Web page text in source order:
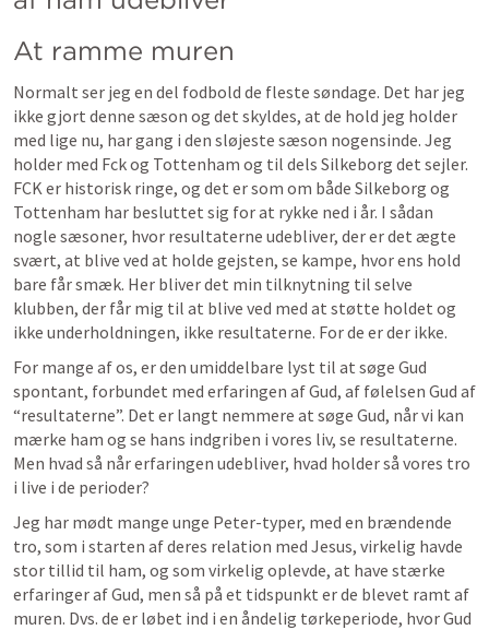
At ramme muren
Normalt ser jeg en del fodbold de fleste søndage. Det har jeg
ikke gjort denne sæson og det skyldes, at de hold jeg holder
med lige nu, har gang i den sløjeste sæson nogensinde. Jeg
holder med Fck og Tottenham og til dels Silkeborg det sejler.
FCK er historisk ringe, og det er som om både Silkeborg og
Tottenham har besluttet sig for at rykke ned i år. I sådan
nogle sæsoner, hvor resultaterne udebliver, der er det ægte
svært, at blive ved at holde gejsten, se kampe, hvor ens hold
bare får smæk. Her bliver det min tilknytning til selve
klubben, der får mig til at blive ved med at støtte holdet og
ikke underholdningen, ikke resultaterne. For de er der ikke.
For mange af os, er den umiddelbare lyst til at søge Gud
spontant, forbundet med erfaringen af Gud, af følelsen Gud af
“resultaterne”. Det er langt nemmere at søge Gud, når vi kan
mærke ham og se hans indgriben i vores liv, se resultaterne.
Men hvad så når erfaringen udebliver, hvad holder så vores tro
i live i de perioder?
Jeg har mødt mange unge Peter-typer, med en brændende
tro, som i starten af deres relation med Jesus, virkelig havde
stor tillid til ham, og som virkelig oplevde, at have stærke
erfaringer af Gud, men så på et tidspunkt er de blevet ramt af
muren. Dvs. de er løbet ind i en åndelig tørkeperiode, hvor Gud